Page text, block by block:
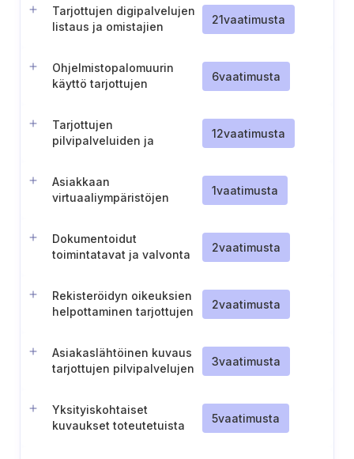
Tarjottujen digipalvelujen
listaus ja omistajien
21vaatimusta
Ohjelmistopalomuurin
käyttö tarjottujen
6vaatimusta
Tarjottujen
pilvipalveluiden ja
dokumentointi
12vaatimusta
Asiakkaan
virtuaaliympäristöjen
1vaatimusta
Dokumentoidut
toimintatavat ja valvonta
tarjotuissa pilvipalveluissa
2vaatimusta
Rekisteröidyn oikeuksien
helpottaminen tarjottujen
2vaatimusta
Asiakaslähtöinen kuvaus
tarjottujen pilvipalvelujen
hävitysprosesseista
3vaatimusta
Yksityiskohtaiset
kuvaukset toteutetuista
5vaatimusta